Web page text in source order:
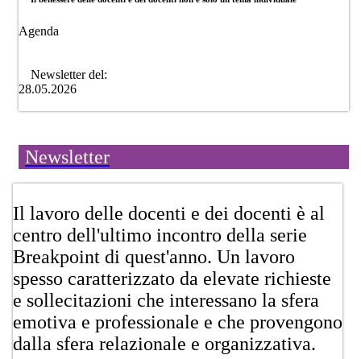
Agenda
Newsletter del:
28.05.2026
Newsletter
​Il lavoro delle docenti e dei docenti è al
centro dell'ultimo incontro della serie
Breakpoint di quest'anno. Un lavoro
spesso caratterizzato da elevate richieste
e sollecitazioni che interessano la sfera
emotiva e professionale e che provengono
dalla sfera relazionale e organizzativa.